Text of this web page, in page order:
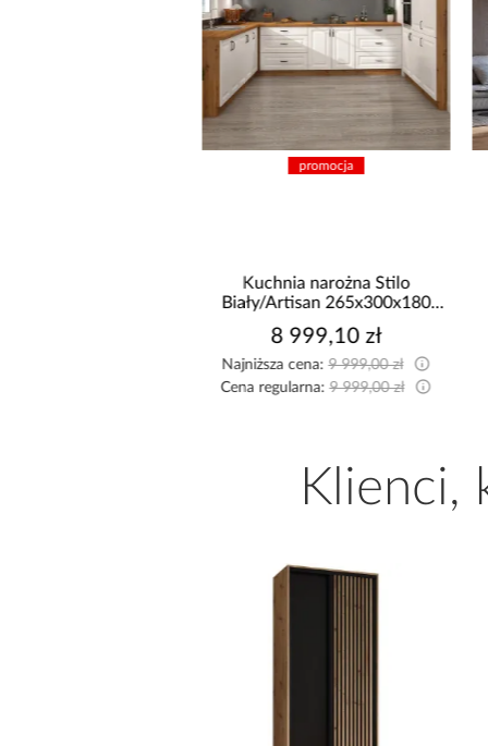
Kuchnia narożna Stilo
Biały/Artisan 265x300x180
9 999,00 zł
9 999,00 zł
Kuchnia
Storm/
3
Najniższa cena:
Cena regularna:
Klienci,